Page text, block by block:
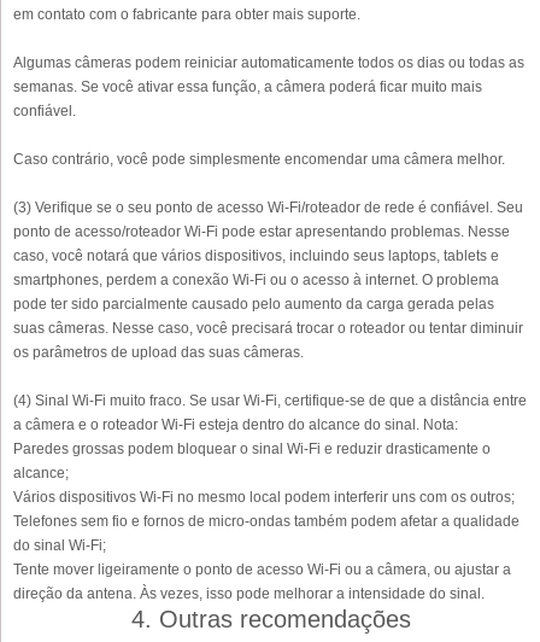
em contato com o fabricante para obter mais suporte.
Algumas câmeras podem reiniciar automaticamente todos os dias ou todas as
semanas. Se você ativar essa função, a câmera poderá ficar muito mais
confiável.
Caso contrário, você pode simplesmente encomendar uma câmera melhor.
(3) Verifique se o seu ponto de acesso Wi-Fi/roteador de rede é confiável. Seu
ponto de acesso/roteador Wi-Fi pode estar apresentando problemas. Nesse
caso, você notará que vários dispositivos, incluindo seus laptops, tablets e
smartphones, perdem a conexão Wi-Fi ou o acesso à internet. O problema
pode ter sido parcialmente causado pelo aumento da carga gerada pelas
suas câmeras. Nesse caso, você precisará trocar o roteador ou tentar diminuir
os parâmetros de upload das suas câmeras.
(4) Sinal Wi-Fi muito fraco. Se usar Wi-Fi, certifique-se de que a distância entre
a câmera e o roteador Wi-Fi esteja dentro do alcance do sinal. Nota:
Paredes grossas podem bloquear o sinal Wi-Fi e reduzir drasticamente o
alcance;
Vários dispositivos Wi-Fi no mesmo local podem interferir uns com os outros;
Telefones sem fio e fornos de micro-ondas também podem afetar a qualidade
do sinal Wi-Fi;
Tente mover ligeiramente o ponto de acesso Wi-Fi ou a câmera, ou ajustar a
direção da antena. Às vezes, isso pode melhorar a intensidade do sinal.
4. Outras recomendações